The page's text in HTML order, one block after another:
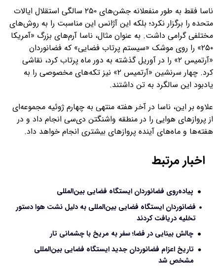
ناسا فقط به طور منفعلانه جشن‌های ۲۵۰ سالگی استقلال ایالات
متحده را برگزار نکرد؛ بلکه این آژانس این مناسبت را به روش‌های
مختلفی گرامی داشت. به عنوان مثال، ناسا آرم‌های بزرگ «آمریکا
۲۵۰» را روی موشک «سیستم پرتاب فضایی» که فضانوردان
«آرتمیس ۲» را در آوریل گذشته به دور ماه پرتاب کرد، نقاشی
کرد. چهار سرنشین «آرتمیس ۲» نیز تکه‌های مخصوصی را به
یادبود این سالگرد به تن داشتند.
علاوه بر این، ناسا در آخر هفته منتهی به چهارم ژوئیه مجموعه‌ای
از پروازهای هوایی را در منطقه واشنگتن دی‌سی انجام داد و در
هفته‌ها و ماه‌های آینده پروازهای بیشتری انجام خواهد داد.
اخبار مرتبط
پیاده‌روی فضانوردان ایستگاه فضایی بین‌المللی
فضانوردان ایستگاه فضایی بین‌المللی به دلیل نشت هوا دستور
تخلیه دریافت کردند
چالش بینایی در فضا؛ سفر به مریخ با چشمانی تار
تاریخ اعزام فضانوردان جدید ایستگاه فضایی بین‌المللی
مشخص شد